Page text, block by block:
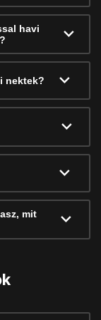
havi
nektek?
mit